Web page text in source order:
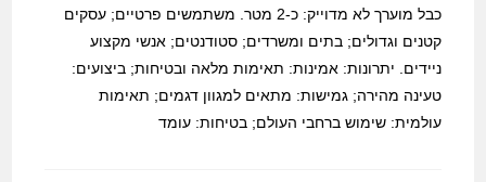
כבל מוערך לא מדוייק: כ-2 מטר. משתמשים פרטיים; עסקים
קטנים וגדולים; בתים ומשרדים; סטודנטים; אנשי מקצוע
ניידים. יתרונות: אמינות: תאימות מלאה ובטיחות; ביצועים:
טעינה מהירה; גמישות: מתאים למגוון דגמים; תאימות
עולמית: שימוש ברחבי העולם; בטיחות: עומד